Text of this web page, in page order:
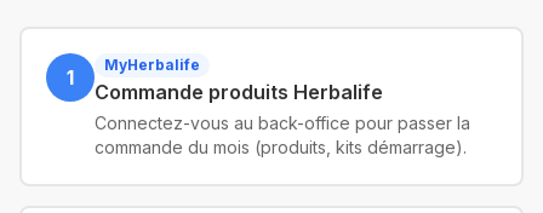
1
MyHerbalife
Commande produits Herbalife
Connectez-vous au back-office pour passer la
commande du mois (produits, kits démarrage).